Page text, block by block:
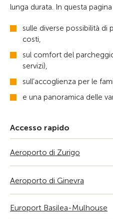
lunga durata. In questa
sulle diverse possibilità di
costi,
sul comfort del
servizi),
sull’accoglienza per le
e una panoramica delle
Accesso rapido
Aeroporto di Zurigo
Aeroporto di Ginevra
Europort Basilea-Mulhouse